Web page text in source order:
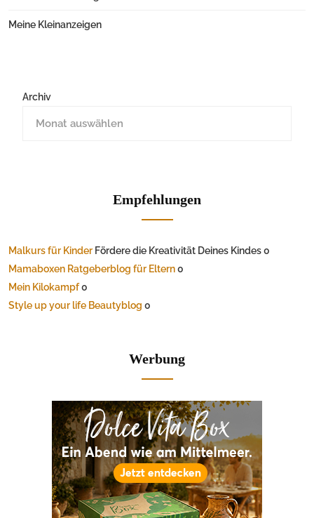
Meine Kleinanzeigen
Archiv
Empfehlungen
Malkurs für Kinder Fördere die Kreativität Deines Kindes 0
Mamaboxen Ratgeberblog für Eltern0
Mein Kilokampf0
Style up your life Beautyblog 0
Werbung